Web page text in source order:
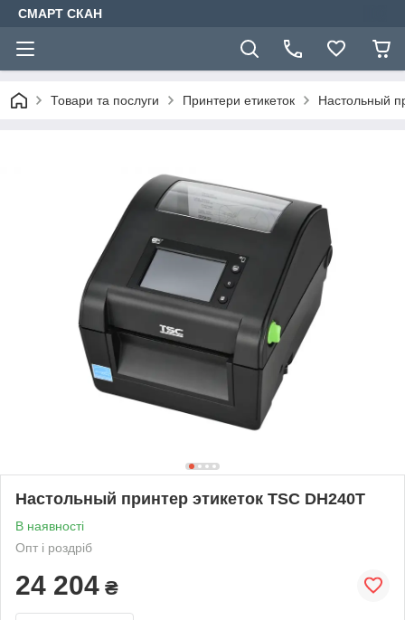
СМАРТ СКАН
Товари та послуги Принтери етикеток Настольный
Настольный принтер этикеток TSC DH240T
В наявності
Опт і роздріб
24 204 ₴